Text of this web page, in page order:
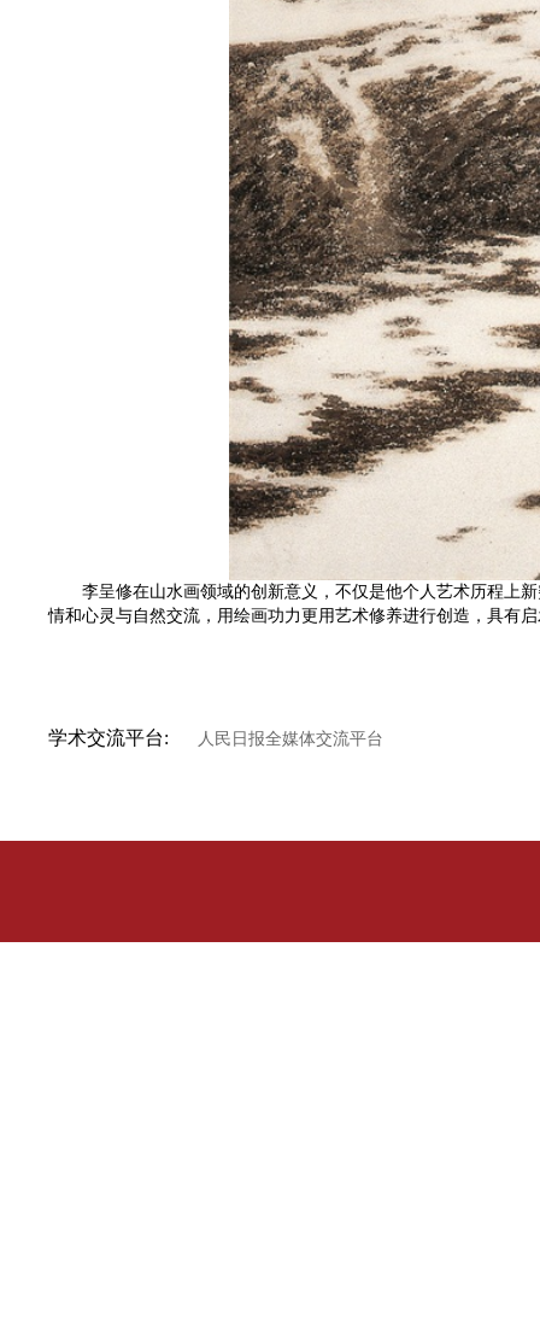
李呈修在山水画领域的创新意义，不仅是他个人艺术历程上新
情和心灵与自然交流，用绘画功力更用艺术修养进行创造，具有
学术交流平台: 人民日报全媒体交流平台